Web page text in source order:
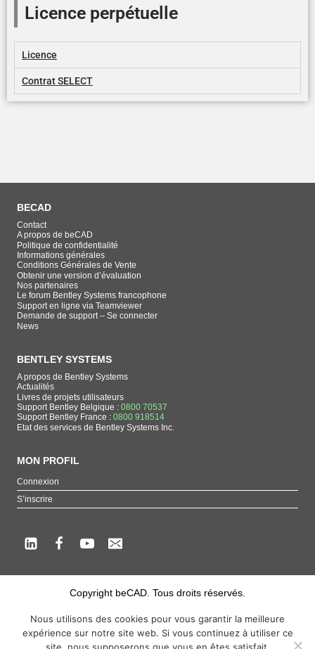
Licence perpétuelle
Licence
Contrat SELECT
BECAD
Contact
A propos de beCAD
Politique de confidentialité
Informations générales
Conditions Générales de Vente
Obtenir une version d’évaluation
Nos partenaires
Le forum Bentley Systems francophone
Support en ligne via Teamviewer
Demande de support – Se connecter
News
BENTLEY SYSTEMS
A propos de Bentley Systems
Actualités
Livres de projets utilisateurs
Support Bentley Belgique : 0800 70537
Support Bentley France : 0800 918514
Etat des services de Bentley Systems Inc.
MON PROFIL
Connexion
S’inscrire
Copyright beCAD. Tous droits réservés.
Systems
MicroStation
Nous utilisons des cookies pour vous garantir la meilleure
expérience sur notre site web. Si vous continuez à utiliser ce